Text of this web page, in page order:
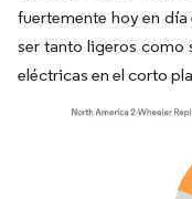
fuertemente hoy en
ser tanto ligeros como
eléctricas en el corto